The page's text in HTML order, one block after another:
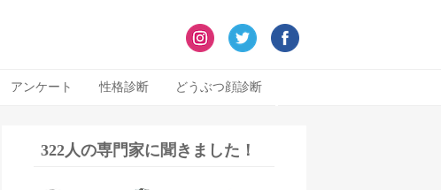
アンケート 性格診断 どうぶつ顔診断
322人の専門家に聞きました！